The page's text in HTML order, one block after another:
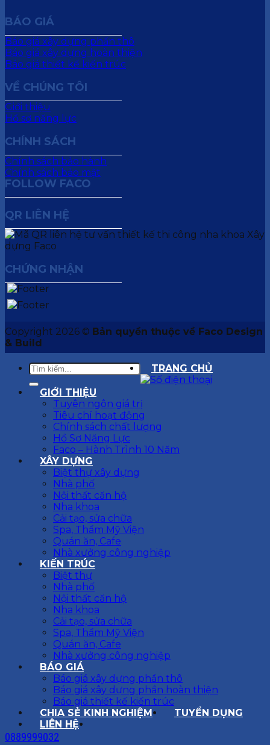
BÁO GIÁ
Báo giá xây dựng phần thô
Báo giá xây dựng hoàn thiện
Báo giá thiết kế kiến trúc
VỀ CHÚNG TÔI
Giới thiệu
Hồ sơ năng lực
CHÍNH SÁCH
Chính sách bảo hành
Chính sách bảo mật
FOLLOW FACO
QR LIÊN HỆ
CHỨNG NHẬN
Copyright 2026 © Bản quyền thuộc về Faco Design
& Build
TRANG CHỦ
GIỚI THIỆU
Tuyên ngôn giá trị
Tiêu chí hoạt động
Chính sách chất lượng
Hồ Sơ Năng Lực
Faco – Hành Trình 10 Năm
XÂY DỰNG
Biệt thự xây dựng
Nhà phố
Nội thất căn hộ
Nha khoa
Cải tạo, sửa chữa
Spa, Thẩm Mỹ Viện
Quán ăn, Cafe
Nhà xưởng công nghiệp
KIẾN TRÚC
Biệt thự
Nhà phố
Nội thất căn hộ
Nha khoa
Cải tạo, sửa chữa
Spa, Thẩm Mỹ Viện
Quán ăn, Cafe
Nhà xưởng công nghiệp
BÁO GIÁ
Báo giá xây dựng phần thô
Báo giá xây dựng phần hoàn thiện
Báo giá thiết kế kiến trúc
CHIA SẺ KINH NGHIỆM
TUYỂN DỤNG
LIÊN HỆ
0889999032